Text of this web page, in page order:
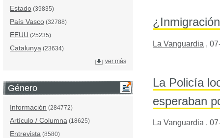
Estado (39835)
País Vasco (32788)
EEUU (25235)
Catalunya (23634)
ver más
Género
Información (284772)
Artículo / Columna (18625)
Entrevista (8580)
La Vanguardia ,
La Policía
esperaban
La Vanguardia ,